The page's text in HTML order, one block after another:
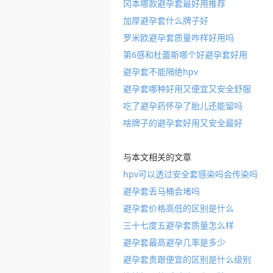
冈本哪款避孕套最好用推荐
加厚避孕套什么牌子好
罗米欧避孕套质量咋样好用吗
第6感和杜蕾斯哪个好避孕套好用
避孕套不能隔绝hpv
避孕套哪种好用又便宜又安全舒服
吃了避孕药怀孕了胎儿还能留吗
啥牌子的避孕套好用又安全最好
与本文相关的文章
hpv可以透过安全套感染吗会传染吗
避孕套丢马桶会堵吗
避孕套价格高低的区别是什么
三十七度五避孕套质量怎么样
避孕套最高避孕几率是多少
避孕套贵跟便宜的区别是什么级别